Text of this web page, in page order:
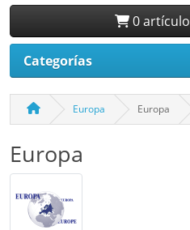
0
Categorías
Europa Europa
Europa